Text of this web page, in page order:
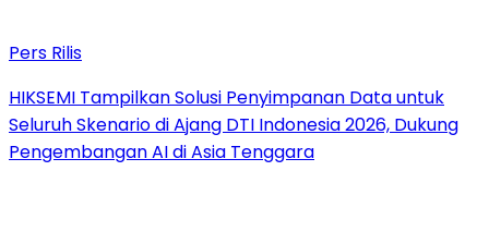
Pers Rilis
HIKSEMI Tampilkan Solusi Penyimpanan Data untuk
Seluruh Skenario di Ajang DTI Indonesia 2026, Dukung
Pengembangan AI di Asia Tenggara